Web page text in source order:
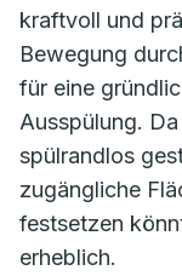
kraftvoll und
Bewegung
für eine
Ausspülung.
spülrandlos
zugängliche
festsetzen
erheblich.